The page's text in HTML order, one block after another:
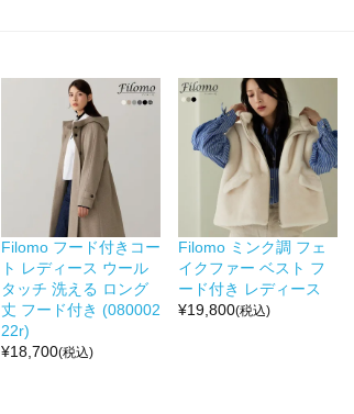
Filomo フード付きコー
ト レディース ウール
タッチ 洗える ロング
丈 フード付き (080002
22r)
¥18,700(税込)
Filomo ミンク調 フェ
イクファー ベスト フ
ード付き レディース
¥19,800(税込)